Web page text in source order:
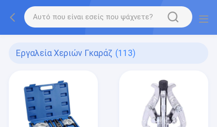
Εργαλεία Χεριών Γκαράζ (113)